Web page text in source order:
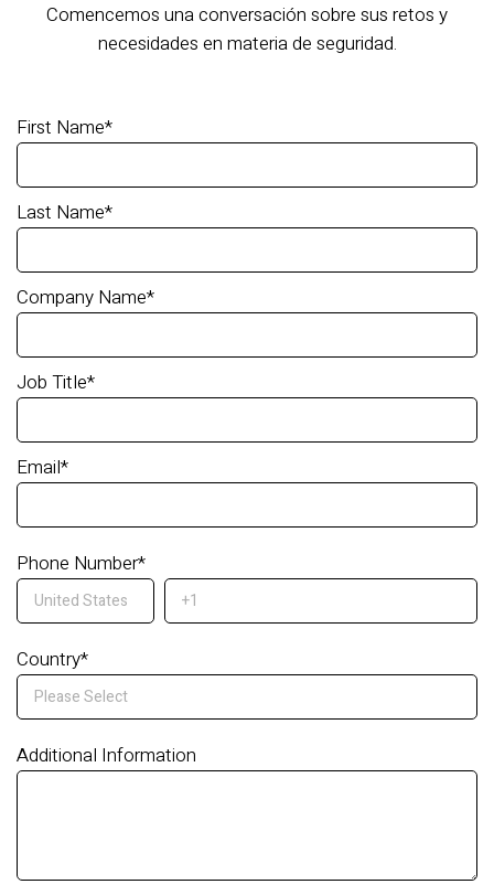
Comencemos una conversación sobre sus retos y
necesidades en materia de seguridad.
First Name*
Last Name*
Company Name*
Job Title*
Email*
Phone Number*
Country*
Additional Information